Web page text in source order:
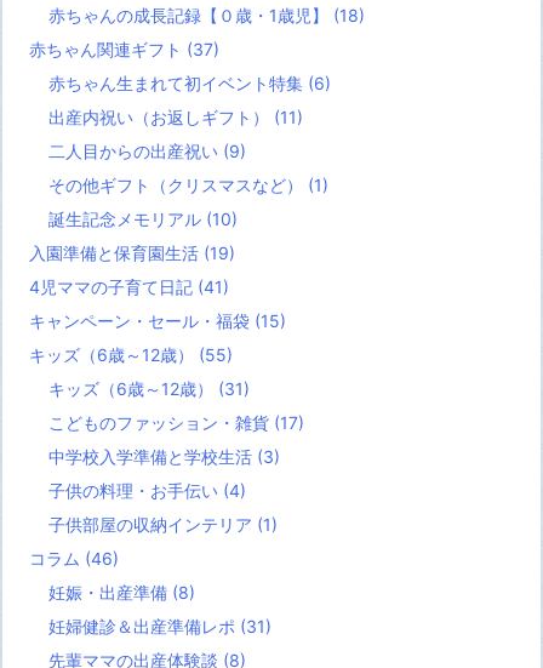
赤ちゃんの成長記録【０歳・1歳児】 (18)
赤ちゃん関連ギフト (37)
赤ちゃん生まれて初イベント特集 (6)
出産内祝い（お返しギフト） (11)
二人目からの出産祝い (9)
その他ギフト（クリスマスなど） (1)
誕生記念メモリアル (10)
入園準備と保育園生活 (19)
4児ママの子育て日記 (41)
キャンペーン・セール・福袋 (15)
キッズ（6歳～12歳） (55)
キッズ（6歳～12歳） (31)
こどものファッション・雑貨 (17)
中学校入学準備と学校生活 (3)
子供の料理・お手伝い (4)
子供部屋の収納インテリア (1)
コラム (46)
妊娠・出産準備 (8)
妊婦健診＆出産準備レポ (31)
先輩ママの出産体験談 (8)